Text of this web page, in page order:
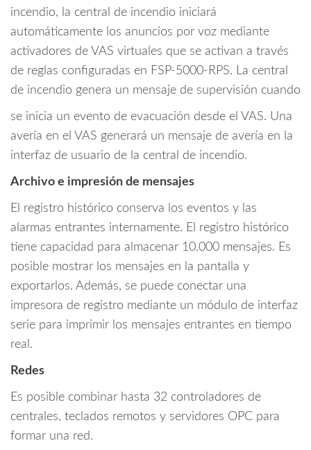
incendio, la central de incendio iniciará
automáticamente los anuncios por voz mediante
activadores de VAS virtuales que se activan a través
de reglas configuradas en FSP-5000-RPS. La central
de incendio genera un mensaje de supervisión cuando
se inicia un evento de evacuación desde el VAS. Una
avería en el VAS generará un mensaje de avería en la
interfaz de usuario de la central de incendio.
Archivo e impresión de mensajes
El registro histórico conserva los eventos y las
alarmas entrantes internamente. El registro histórico
tiene capacidad para almacenar 10.000 mensajes. Es
posible mostrar los mensajes en la pantalla y
exportarlos. Además, se puede conectar una
impresora de registro mediante un módulo de interfaz
serie para imprimir los mensajes entrantes en tiempo
real.
Redes
Es posible combinar hasta 32 controladores de
centrales, teclados remotos y servidores OPC para
formar una red.